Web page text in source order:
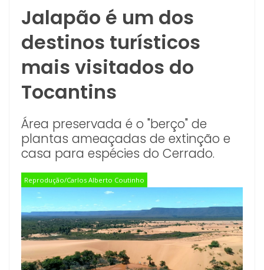
Jalapão é um dos
destinos turísticos
mais visitados do
Tocantins
Área preservada é o "berço" de
plantas ameaçadas de extinção e
casa para espécies do Cerrado.
Reprodução/Carlos Alberto Coutinho